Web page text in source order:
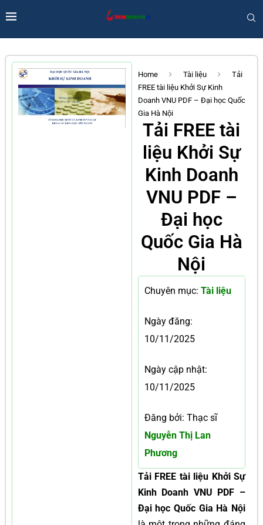
Home Tài liệu
Tải
FREE tài liệu Khởi Sự Kinh
Doanh VNU PDF – Đại học Quốc
Gia Hà Nội
Tải FREE tài
liệu Khởi Sự
Kinh Doanh
VNU PDF –
Đại học
Quốc Gia Hà
Nội
Chuyên mục: Tài liệu
Ngày đăng:
10/11/2025
Ngày cập nhật:
10/11/2025
Đăng bởi: Thạc sĩ
Nguyễn Thị Lan
Phương
Tải FREE tài liệu Khởi Sự
Kinh Doanh VNU PDF –
Đại học Quốc Gia Hà Nội